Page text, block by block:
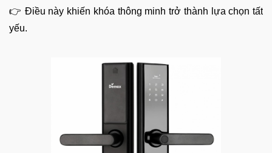
👉 Điều này khiến khóa thông minh trở thành lựa chọn tất
yếu.